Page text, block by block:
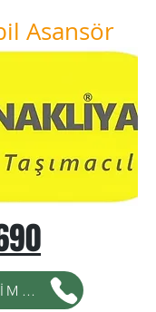
Asansör
İLETİŞİM İÇİN TIKLAYINIZ...